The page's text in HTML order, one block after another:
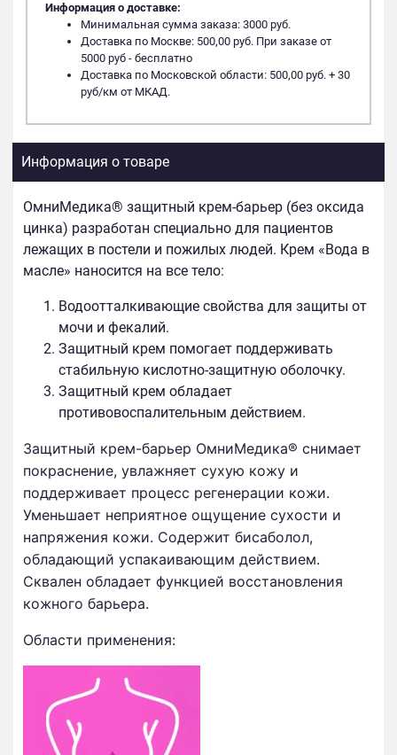
Информация о доставке:
Минимальная сумма заказа: 3000 руб.
Доставка по Москве: 500,00 руб. При заказе от
5000 руб - бесплатно
Доставка по Московской области: 500,00 руб. + 30
руб/км от МКАД.
Информация о товаре
ОмниМедика® защитный крем-барьер (без оксида
цинка) разработан специально для пациен­тов
лежащих в постели и пожилых людей. Крем «Вода в
масле» наносится на все тело:
Водоотталкивающие свойства для защиты от
мочи и фекалий.
Защитный крем помогает поддерживать
стабильную кислотно-защитную оболочку.
Защитный крем обладает
противовоспалительным действием.
Защитный крем-барьер ОмниМедика® снимает
покраснение, увлажняет сухую кожу и
поддерживает процесс регенерации кожи.
Уменьшает неприятное ощущение сухости и
напряжения кожи. Содержит бисаболол,
обладающий успакаивающим действием.
Сквален обладает функцией восстановления
кожного барьера.
Области применения: